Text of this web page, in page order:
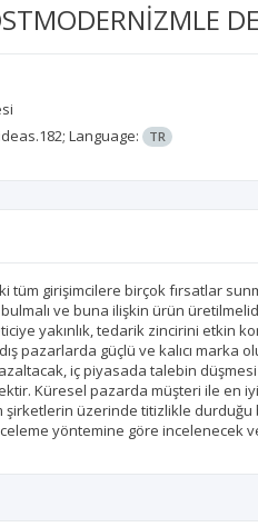
Language: TR
girişimcilere birçok fırsatlar
ve buna ilişkin ürün
yakınlık, tedarik zincirini etkin
pazarlarda güçlü ve kalıcı
iç piyasada talebin
Küresel pazarda müşteri ile en
üzerinde titizlikle durduğu
yöntemine göre incelenecek